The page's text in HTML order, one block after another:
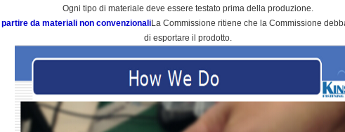
Ogni tipo di materiale deve essere testato prima della produzione.
partire da materiali non convenzionaliLa Commissione ritiene che la Commissione
di esportare il prodotto.